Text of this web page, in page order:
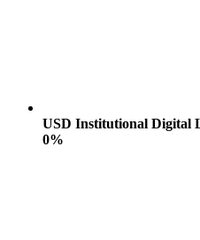
USD Institutional Digital
0%